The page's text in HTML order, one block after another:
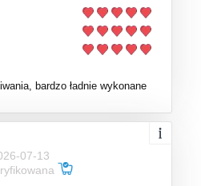
bardzo ładnie wykonane
07-13